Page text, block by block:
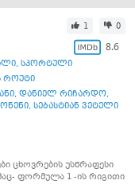
1 0
8.6
, სპორტული
როუტი
, დანიელ რიჩარდო,
, სებასტიან ვეტელი
ცხოვრების უსწრაფესი
ფორმულა 1 -ის რიგითი